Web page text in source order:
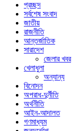
প্রচ্ছদ
সর্বশেষ সংবাদ
জাতীয়
রাজনীতি
আন্তর্জাতিক
সারাদেশ
জেলার খবর
খেলাধুলা
অন্যান্য
বিনোদন
অপরাধ-দুর্নীতি
অর্থনীতি
আইন-আদালত
গণমাধ্যম